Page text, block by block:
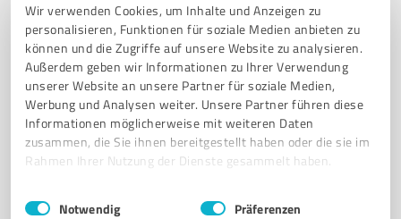
Wir verwenden Cookies, um Inhalte und Anzeigen zu
personalisieren, Funktionen für soziale Medien anbieten zu
können und die Zugriffe auf unsere Website zu analysieren.
Außerdem geben wir Informationen zu Ihrer Verwendung
unserer Website an unsere Partner für soziale Medien,
Werbung und Analysen weiter. Unsere Partner führen diese
Informationen möglicherweise mit weiteren Daten
zusammen, die Sie ihnen bereitgestellt haben oder die sie im
Rahmen Ihrer Nutzung der Dienste gesammelt haben.
Impressum Datenschutzbestimmungen
Einwilligungsauswahl
Notwendig Präferenzen
Sie möchten auch hier gelistet werden?
Kunden empfohlener ProvenExpert!